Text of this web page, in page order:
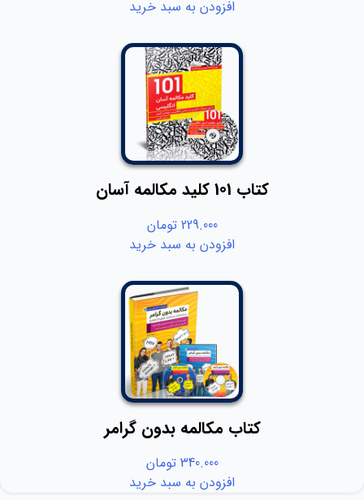
افزودن به سبد خرید
کتاب 101 کلید مکالمه آسان
229.000 تومان
افزودن به سبد خرید
کتاب مکالمه بدون گرامر
340.000 تومان
افزودن به سبد خرید